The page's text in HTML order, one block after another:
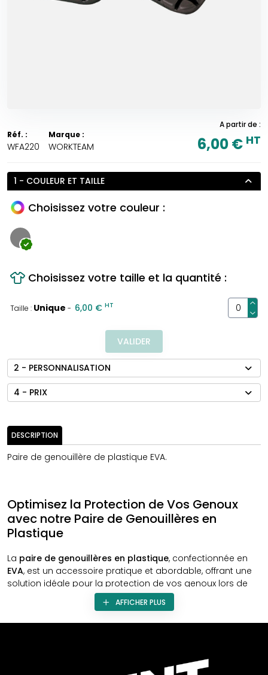
Réf. :
WFA220
Marque :
WORKTEAM
A partir de :
6,00 € HT
1 - COULEUR ET TAILLE
Choisissez votre couleur :
Choisissez votre taille et la quantité :
Taille : Unique - 6,00 € HT
VALIDER
2 - PERSONNALISATION
4 - PRIX
DESCRIPTION
Paire de genouillère de plastique EVA.
Optimisez la Protection de Vos Genoux
avec notre Paire de Genouillères en
Plastique
La paire de genouillères en plastique, confectionnée en
EVA, est un accessoire pratique et abordable, offrant une
solution idéale pour la protection de vos genoux lors de
Conception Légère en Plastique
, assurant une protection tout en
permettant une liberté de mouvement. Idéales pour les
AFFICHER PLUS